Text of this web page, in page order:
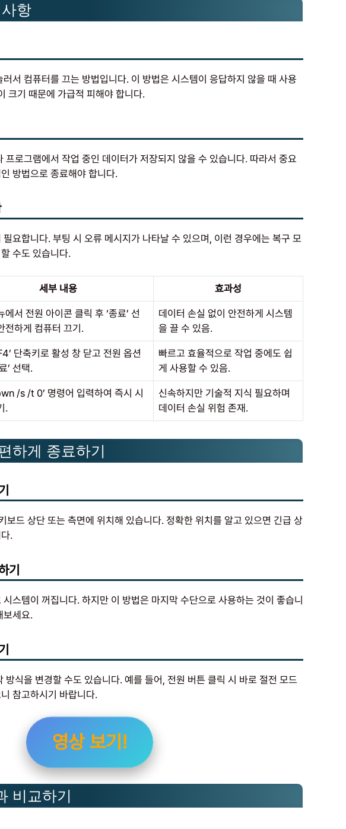
항
서 컴퓨터를 끄는 방법입니다. 이 방법은 시스템이 응답하지 않을 때 사용
크기 때문에 가급적 피해야 합니다.
프로그램에서 작업 중인 데이터가 저장되지 않을 수 있습니다. 따라서 중요
방법으로 종료해야 합니다.
요합니다. 부팅 시 오류 메시지가 나타날 수 있으며, 이런 경우에는 복구 모
수도 있습니다.
세부 내용 효과성
에서 전원 아이콘 클릭 후 ‘종료’ 선
전하게 컴퓨터 끄기.
데이터 손실 없이 안전하게 시스템
을 끌 수 있음.
단축키로 활성 창 닫고 전원 옵션
’ 선택.
빠르고 효율적으로 작업 중에도 쉽
게 사용할 수 있음.
/s /t 0’ 명령어 입력하여 즉시 시
.
신속하지만 기술적 지식 필요하며
데이터 손실 위험 존재.
하게 종료하기
보드 상단 또는 측면에 위치해 있습니다. 정확한 위치를 알고 있으면 긴급 상
.
기
스템이 꺼집니다. 하지만 이 방법은 마지막 수단으로 사용하는 것이 좋습니
보세요.
방식을 변경할 수도 있습니다. 예를 들어, 전원 버튼 클릭 시 바로 절전 모드
참고하시기 바랍니다.
영상 보기!
비교하기